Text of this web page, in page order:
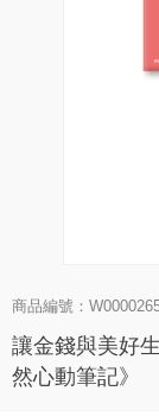
商品編號：
讓金錢與美好
然心動筆記》